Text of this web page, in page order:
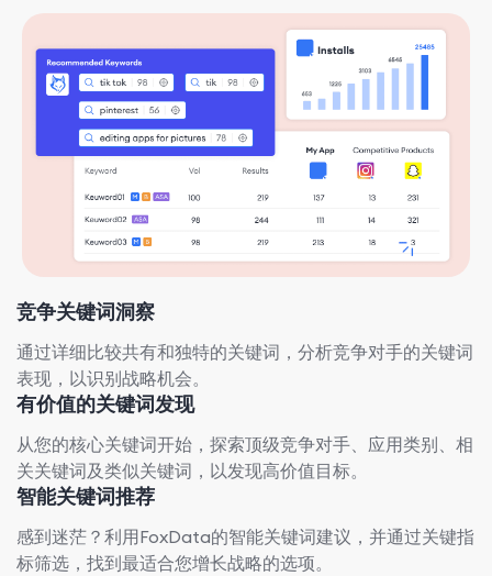
竞争关键词洞察
通过详细比较共有和独特的关键词，分析竞争对手的关键词
表现，以识别战略机会。
有价值的关键词发现
从您的核心关键词开始，探索顶级竞争对手、应用类别、相
关关键词及类似关键词，以发现高价值目标。
智能关键词推荐
感到迷茫？利用FoxData的智能关键词建议，并通过关键指
标筛选，找到最适合您增长战略的选项。